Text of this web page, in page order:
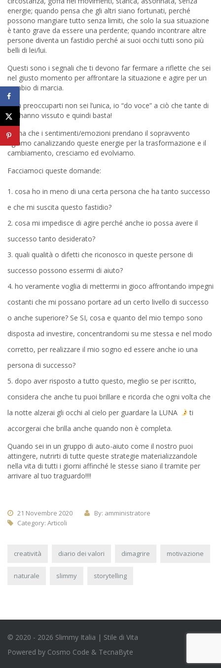
energie; quando pensa che gli altri siano fortunati, perché
possono mangiare tutto senza limiti, che solo la sua situazione
è tanto grave da essere una perdente; quando incontrare altre
persone diventa un fastidio perché ai suoi occhi tutti sono più
belli di lei/lui.
Questi sono i segnali che ti devono far fermare a riflette che sei
nel giusto momento per affrontare la situazione e agire per un
cambio di marcia.
Non preoccuparti non sei l’unica, io “do voce” a ciò che tante di
noi hanno vissuto e quindi basta!
Prima che i sentimenti/emozioni prendano il sopravvento
agiamo canalizzando queste energie per la trasformazione e il
cambiamento, cresciamo ed evolviamo.
Facciamoci queste domande:
cosa ho in meno di una certa persona che ha tanto successo
e che mi suscita questo fastidio?
cosa mi impedisce di agire perché anche io possa avere il
successo tanto desiderato?
quali qualità o difetti che riconosco in queste persone di
successo possono essermi di aiuto?
ho veramente voglia di mettermi in gioco affrontando impegni
costanti che mi possano portare ad un certo livello di successo
o anche superiore? Se SI, cosa e quanto del mio tempo sono
disposta ad investire, concentrandomi su me stessa e nel modo
corretto, per realizzare il mio sogno ed essere anche io una
persona di successo?
dopo aver risposto a tutto questo, meglio se per iscritto,
considera che anche tu puoi brillare e ricorda che ogni volta che
la notte alzerai gli occhi al cielo per guardare la LUNA
ti
accorgerai che brilla anche quando non è completa.
Quando sei in un gruppo di auto-aiuto come il nostro puoi
attingere, nutrirti di tutte queste strategie materializzandole
nella vita di tutti i giorni affinché le stesse siano il tramite per
arrivare al tuo traguardo!!!!
21 Novembre 2020
By: amministratore
Category: Articoli
creatività diario dei valori dimagrire motivazione
naturale slimmy storytelling
© 2020 - 2026 Slimmy Italia | Stile di Vita
Powered by Cosmo Code & TecnaByte